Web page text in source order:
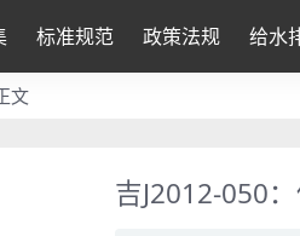
标准规范 政策法规 给水
文
吉J2012-050